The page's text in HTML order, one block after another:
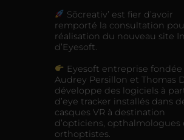
Sõcreativ’ est fier d’avoir
remporté la consultation
réalisation du nouveau site
d’Eyesoft.
Eyesoft entreprise fondée
Audrey Persillon et Thomas
développe des logiciels à
d’eye tracker installés dans
casques VR à destination
d’opticiens, opthalmologues
orthoptistes.